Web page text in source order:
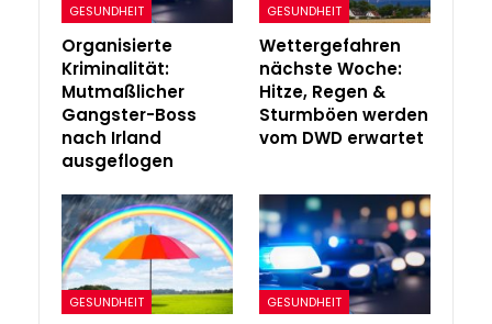
GESUNDHEIT
Organisierte
Kriminalität:
Mutmaßlicher
Gangster-Boss
nach Irland
ausgeflogen
GESUNDHEIT
Wettergefahren
nächste Woche:
Hitze, Regen &
Sturmböen werden
vom DWD erwartet
GESUNDHEIT GESUNDHEIT